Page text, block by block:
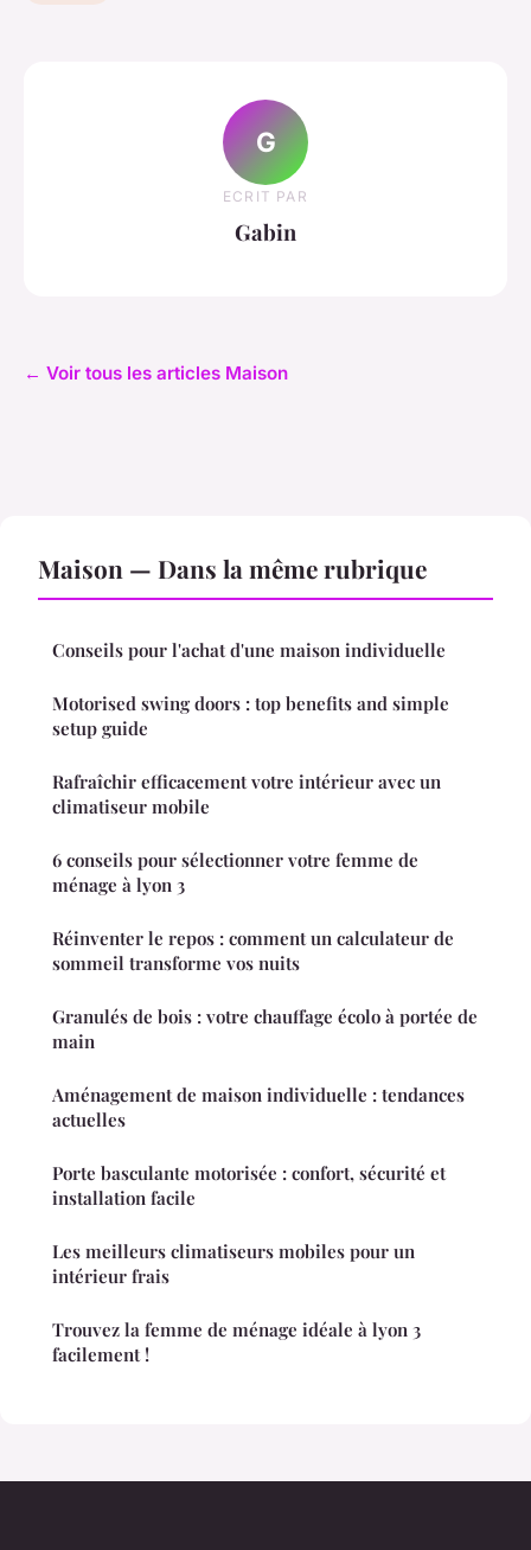
G
ECRIT PAR
Gabin
← Voir tous les articles Maison
Maison — Dans la même rubrique
Conseils pour l'achat d'une maison individuelle
Motorised swing doors : top benefits and simple
setup guide
Rafraîchir efficacement votre intérieur avec un
climatiseur mobile
6 conseils pour sélectionner votre femme de
ménage à lyon 3
Réinventer le repos : comment un calculateur de
sommeil transforme vos nuits
Granulés de bois : votre chauffage écolo à portée de
main
Aménagement de maison individuelle : tendances
actuelles
Porte basculante motorisée : confort, sécurité et
installation facile
Les meilleurs climatiseurs mobiles pour un
intérieur frais
Trouvez la femme de ménage idéale à lyon 3
facilement !